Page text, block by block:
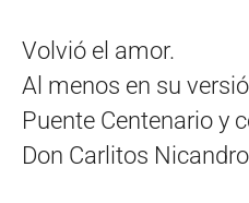
Volvió el amor.
Al menos en su
Puente Centenario y
Don Carlitos